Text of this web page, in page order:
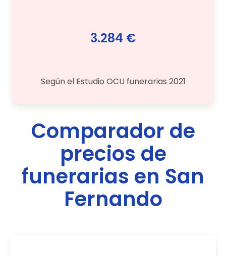
3.284 €
Según el Estudio OCU funerarias 2021
Comparador de
precios de
funerarias en San
Fernando